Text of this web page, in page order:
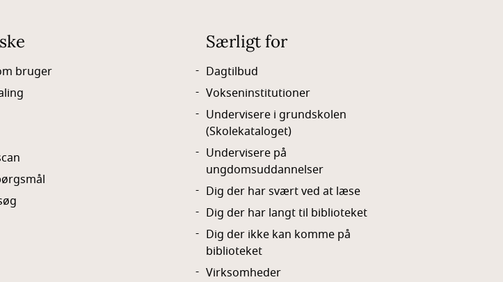
bruger
Særligt for
Dagtilbud
Vokseninstitutioner
Undervisere i grundskolen
(Skolekataloget)
Undervisere på
ungdomsuddannelser
Dig der har svært ved at læse
Dig der har langt til biblioteket
Dig der ikke kan komme på
biblioteket
Virksomheder